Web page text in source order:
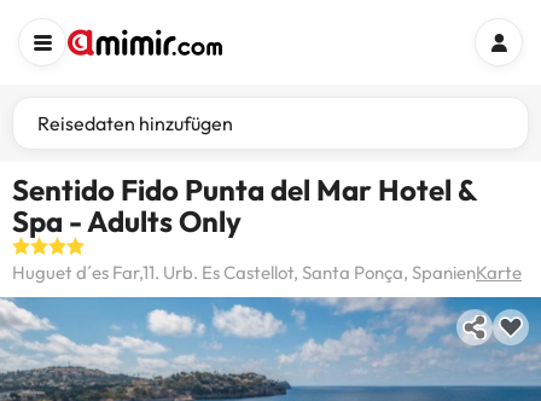
Reisedaten hinzufügen
Sentido Fido Punta del Mar Hotel &
Spa - Adults Only
Huguet d´es Far,11. Urb. Es Castellot, Santa Ponça, SpanienKarte